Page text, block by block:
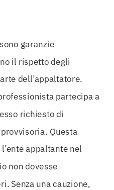
sono garanzie
il rispetto degli
dell’appaltatore.
partecipa a
richiesto di
Questa
appaltante nel
non dovesse
Senza una cauzione,